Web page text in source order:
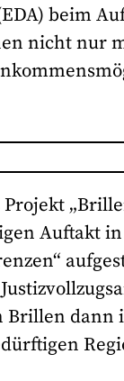
beim
nicht nur
Auftakt
Brillen dann